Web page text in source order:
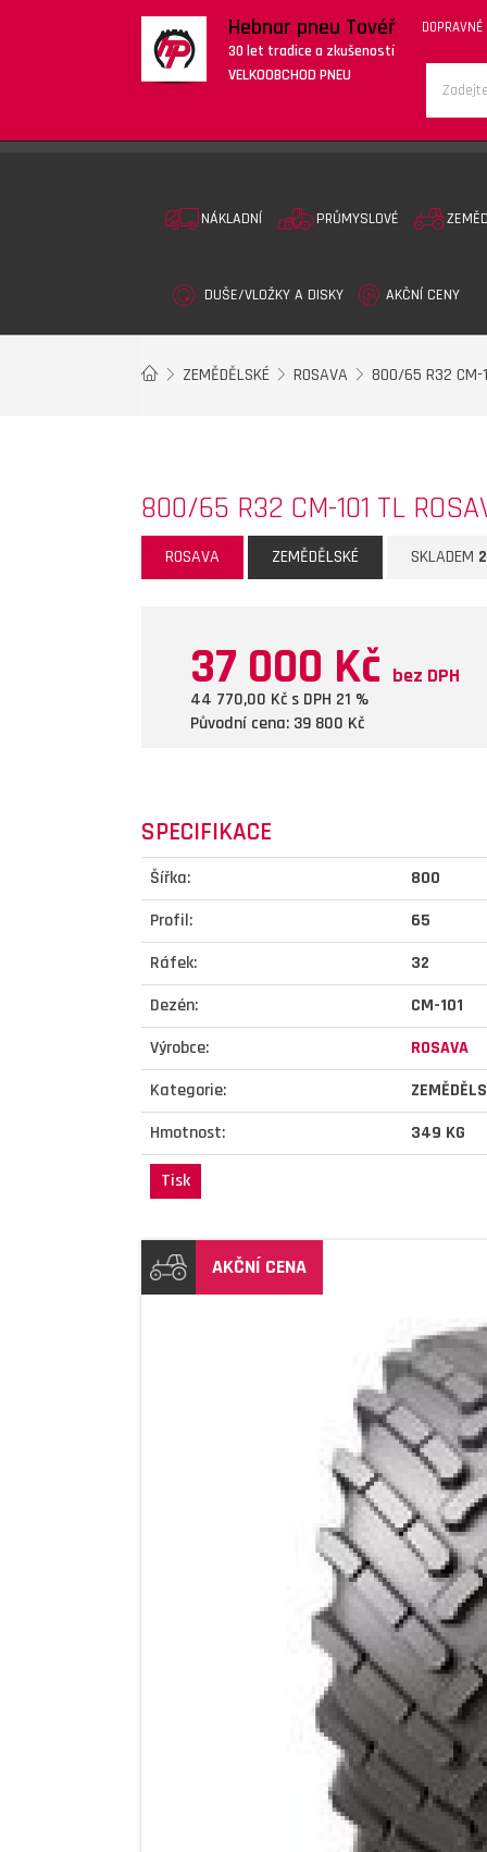
Hebnar pneu Tovéř
30 let tradice a zkušeností
VELKOOBCHOD PNEU
DOPRAVNÉ
NÁKLADNÍ PRŮMYSLOVÉ
DUŠE/VLOŽKY A DISKY AKČNÍ CENY
ZEMĚDĚLSKÉ ROSAVA 800/65 R32 CM-
800/65 R32 CM-101 TL
ROSAVA ZEMĚDĚLSKÉ SKLADEM
37 000 Kč bez DPH
44 770,00 Kč s DPH 21 %
Původní cena: 39 800 Kč
SPECIFIKACE
Šířka:
800
Profil:
65
Ráfek:
32
Dezén:
CM-101
Výrobce:
ROSAVA
Kategorie:
Hmotnost:
349 KG
Tisk
AKČNÍ CENA